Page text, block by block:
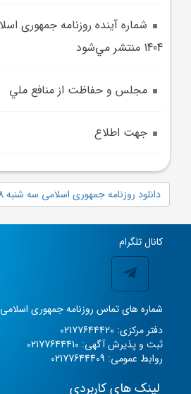
1404 منتشر مي‌شود
مجلس و حفاظت از منافع ملي
جهت اطلاع
دانلود روزنامه جمهوری اسلامی سه شنبه 1404/06/18 شماره 13177
کانال تلگرام
شماره های تماس روزنامه جمهوری اسلامی
دفتر مرکزی: 02177644420
ثبت و پذیرش آگهی: 02177644410
روابط عمومی: 02177644409
لینک های کاربردی